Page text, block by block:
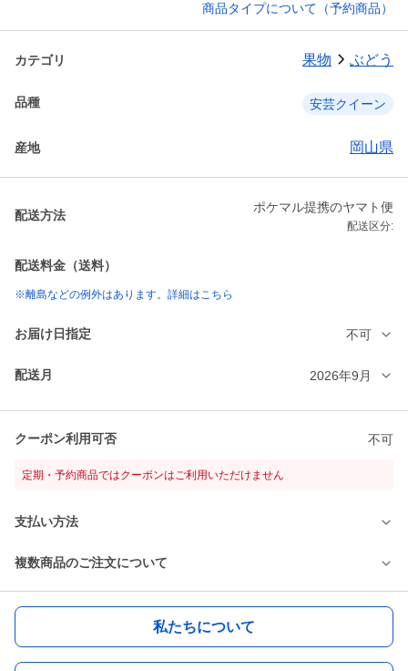
商品タイプについて（予約商品）
カテゴリ 果物 ぶどう
品種 安芸クイーン
産地 岡山県
配送方法
ポケマル提携のヤマト便
配送区分:
配送料金（送料）
※離島などの例外はあります。詳細はこちら
お届け日指定 不可
配送月 2026年9月
クーポン利用可否 不可
定期・予約商品ではクーポンはご利用いただけません
支払い方法
複数商品のご注文について
私たちについて